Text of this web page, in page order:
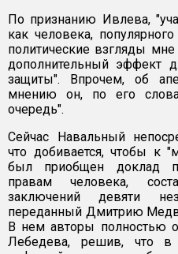
По признанию Ивлева,
как человека,
политические взгляды
дополнительный эффект
защиты". Впрочем, об
мнению он, по его
очередь".
Сейчас Навальный
что добивается, чтобы к
был приобщен доклад
правам человека,
заключений девяти
переданный Дмитрию
В нем авторы полностью
Лебедева, решив, что в